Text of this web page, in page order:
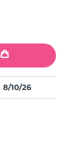
8/10/26